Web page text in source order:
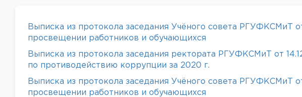
Выписка из протокола заседания Учёного совета РГУФКСМиТ
просвещении работников и обучающихся
Выписка из протокола заседания ректората РГУФКСМиТ от
по противодействию коррупции за 2020 г.
Выписка из протокола заседания Учёного совета РГУФКСМиТ
просвещении работников и обучающихся